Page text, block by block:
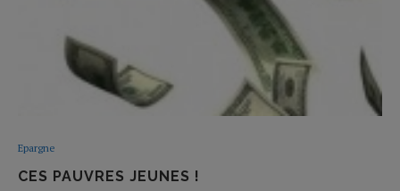
Epargne
CES PAUVRES JEUNES !